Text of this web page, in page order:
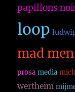
papillons
loop
mad men
prosa media
wertheim